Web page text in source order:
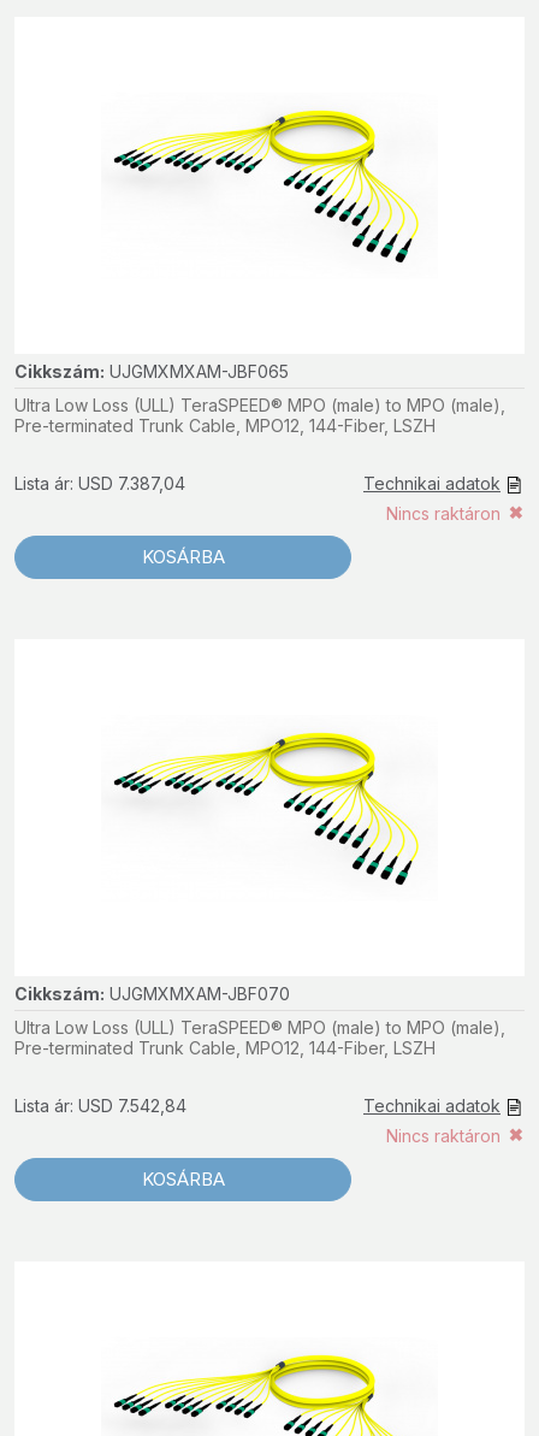
Cikkszám: UJGMXMXAM-JBF065
Ultra Low Loss (ULL) TeraSPEED® MPO (male) to MPO (male),
Pre-terminated Trunk Cable, MPO12, 144-Fiber, LSZH
Technikai adatok
Lista ár: USD 7.387,04
Nincs raktáron
KOSÁRBA
Cikkszám: UJGMXMXAM-JBF070
Ultra Low Loss (ULL) TeraSPEED® MPO (male) to MPO (male),
Pre-terminated Trunk Cable, MPO12, 144-Fiber, LSZH
Technikai adatok
Lista ár: USD 7.542,84
Nincs raktáron
KOSÁRBA